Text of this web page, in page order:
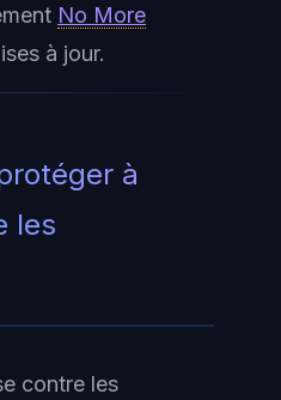
No More
à jour.
à
les
contre les